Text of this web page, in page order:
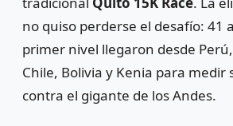
no quiso perderse el desafío: 41
primer nivel llegaron desde
Chile, Bolivia y Kenia para medir
contra el gigante de los Andes.